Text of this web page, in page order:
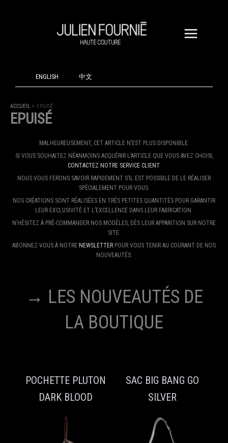
ENGLISH 中文
ACCUEIL EPUISÉ
EPUISÉ
MALHEUREUSEMENT, CET ARTICLE N’EST PLUS DISPONIBLE.
SI VOUS SOUHAITEZ NÉANMOINS ACQUÉRIR L’ARTICLE QUE VOUS AVEZ CHOISI,
CONTACTEZ NOTRE SERVICE CLIENT.
NOUS VOUS FERONS SAVOIR RAPIDEMENT S’IL EST POSSIBLE DE LE RÉALISER
SPÉCIALEMENT POUR VOUS.
NOS CRÉATIONS SONT RÉALISÉES EN TRÈS PETITES QUANTITÉS POUR GARANTIR
LEUR EXCLUSIVITÉ ET L’EXCELLENCE DANS LEUR FABRICATION.
N’HÉSITEZ À PRÉ-COMMANDER NOS MODÈLES, DÈS LEUR APPARITION SUR NOTRE
SITE.
ABONNEZ-VOUS À NOTRE NEWSLETTER POUR VOUS TENIR AU COURANT DE NOS
NOUVEAUTÉS.
→ LES NOUVEAUTÉS DE
LA BOUTIQUE
POCHETTE PLUTON
DARK BLOOD
SAC BIG BANG GO
SILVER